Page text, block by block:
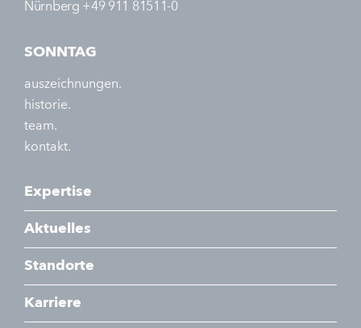
Nürnberg +49 911 81511-0
SONNTAG
auszeichnungen.
historie.
team.
kontakt.
Expertise
Aktuelles
Standorte
Karriere